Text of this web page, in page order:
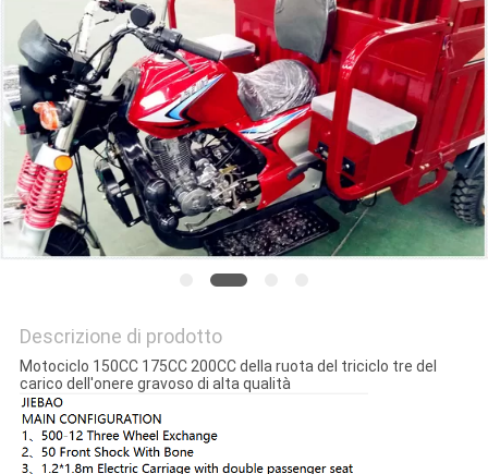
POLICY
Descrizione di prodotto
Motociclo 150CC 175CC 200CC della ruota del triciclo tre del
carico dell'onere gravoso di alta qualità